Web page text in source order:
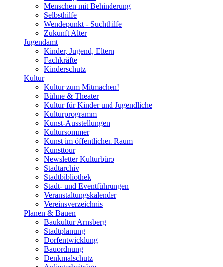
Menschen mit Behinderung
Selbsthilfe
Wendepunkt - Suchthilfe
Zukunft Alter
Jugendamt
Kinder, Jugend, Eltern
Fachkräfte
Kinderschutz
Kultur
Kultur zum Mitmachen!
Bühne & Theater
Kultur für Kinder und Jugendliche
Kulturprogramm
Kunst-Ausstellungen
Kultursommer
Kunst im öffentlichen Raum
Kunsttour
Newsletter Kulturbüro
Stadtarchiv
Stadtbibliothek
Stadt- und Eventführungen
Veranstaltungskalender
Vereinsverzeichnis
Planen & Bauen
Baukultur Arnsberg
Stadtplanung
Dorfentwicklung
Bauordnung
Denkmalschutz